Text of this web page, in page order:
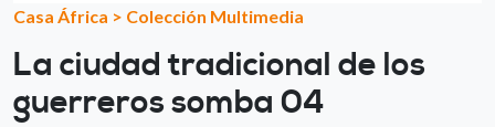
Casa África > Colección Multimedia
La ciudad tradicional de los
guerreros somba 04